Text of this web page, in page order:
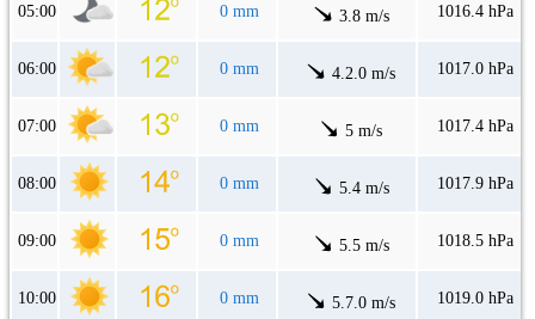
05:00 0 mm 3.8 m/s 1016.4 hPa
06:00 0 mm 4.2.0 m/s 1017.0 hPa
07:00 0 mm 5 m/s 1017.4 hPa
08:00 0 mm 5.4 m/s 1017.9 hPa
09:00 0 mm 5.5 m/s 1018.5 hPa
10:00 0 mm 5.7.0 m/s 1019.0 hPa